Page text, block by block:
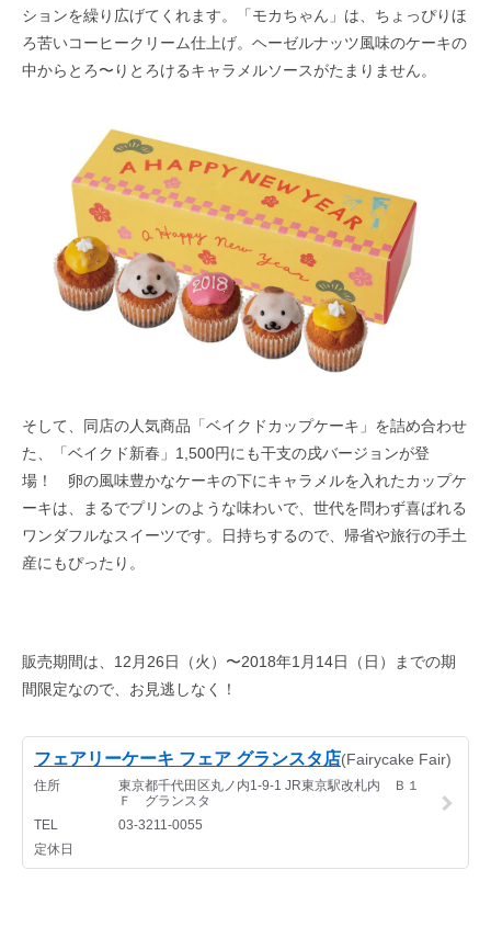
ションを繰り広げてくれます。「モカちゃん」は、ちょっぴりほ
ろ苦いコーヒークリーム仕上げ。ヘーゼルナッツ風味のケーキの
中からとろ〜りとろけるキャラメルソースがたまりません。
そして、同店の人気商品「ベイクドカップケーキ」を詰め合わせ
た、「ベイクド新春」1,500円にも干支の戌バージョンが登
場！ 卵の風味豊かなケーキの下にキャラメルを入れたカップケ
ーキは、まるでプリンのような味わいで、世代を問わず喜ばれる
ワンダフルなスイーツです。日持ちするので、帰省や旅行の手土
産にもぴったり。
販売期間は、12月26日（火）〜2018年1月14日（日）までの期
間限定なので、お見逃しなく！